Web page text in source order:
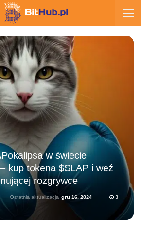
w świecie
kup tokena $SLAP i weź
rozgrywce
Ostatnia aktualizacja gru 16, 2024
3